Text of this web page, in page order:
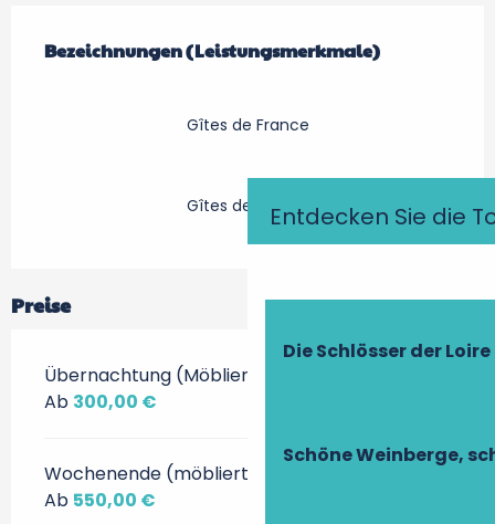
Entdecken Sie die
Die Schlösser der Loire
Schöne Weinberge,
Bezeichnungen (Leistungsmerkmale)
Bezeichnungen (Leistungsmerkmale)
Gîtes de France
Gîtes de France
Preise
Übernachtung (Möbliert)
Ab 300,00 €
Wochenende (möbliert)
Ab 550,00 €